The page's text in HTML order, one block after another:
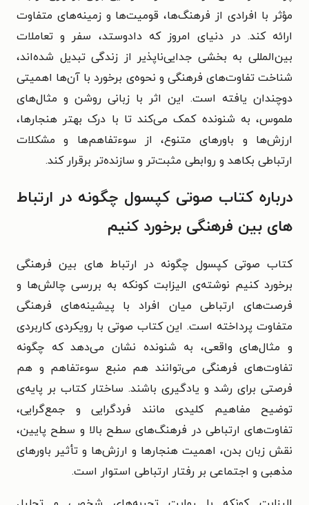
مؤثر با افرادی از فرهنگ‌ها، قومیت‌ها و زمینه‌های متفاوت
ارائه کند. در دنیای امروز که دادوستد، سفر و تعاملات
بین‌المللی به بخشی جدایی‌ناپذیر از زندگی تبدیل شده‌اند،
شناخت تفاوت‌های فرهنگی و نحوه‌ی برخورد با آن‌ها اهمیتی
دوچندان یافته است. این اثر با زبانی روشن و مثال‌های
ملموس، به شنونده کمک می‌کند تا با درک بهتر هنجارها،
ارزش‌ها و باورهای متنوع، از سوءتفاهم‌ها و مشکلات
ارتباطی بکاهد و روابطی مثبت‌تر و سازنده‌تر برقرار کند.
درباره کتاب صوتی کپسول چگونه در ارتباط‌
های بین‌ فرهنگی برخورد کنیم
کتاب صوتی کپسول چگونه در ارتباط‌ های بین‌ فرهنگی
برخورد کنیم نوشته‌ی الیزابت کونکه به بررسی چالش‌ها و
فرصت‌های ارتباطی میان افراد با پیشینه‌های فرهنگی
متفاوت پرداخته است. این کتاب صوتی با رویکردی کاربردی
و مثال‌های واقعی، به شنونده نشان می‌دهد که چگونه
تفاوت‌های فرهنگی می‌توانند هم منبع سوءتفاهم و هم
فرصتی برای رشد و یادگیری باشند. ساختار کتاب بر پایه‌ی
توضیح مفاهیم کلیدی مانند فردگرایی و جمع‌گرایی،
تفاوت‌های ارتباطی در فرهنگ‌های سطح بالا و سطح پایین،
نقش زبان بدن، اهمیت هنجارها و ارزش‌ها و تأثیر باورهای
مذهبی و اجتماعی بر رفتار ارتباطی استوار است.